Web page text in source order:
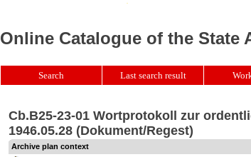
Cb.B25-23-01 Wortprotokoll zur
1946.05.28 (Dokument/Regest)
Archive plan context
Online Catalogue of the State
Search Last search result